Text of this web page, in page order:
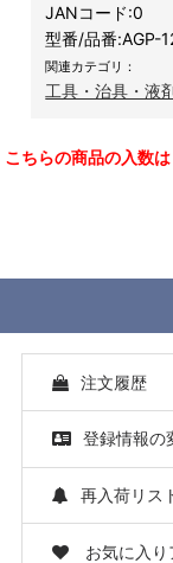
JANコード:0
型番/品番:AGP-
関連カテゴリ：
工具・治具・液
こちらの商品の入数
注文履歴
登録情報の
再入荷リス
お気に入り